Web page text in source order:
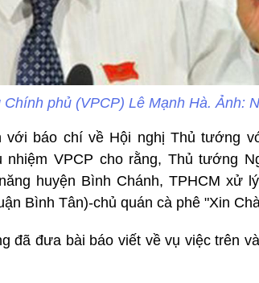
phủ (VPCP) Lê Mạnh Hà. Ảnh:
với báo chí về Hội nghị Thủ tướng
VPCP cho rằng, Thủ tướng
huyện Bình Chánh, TPHCM xử
Bình Tân)-chủ quán cà phê "Xin
đã đưa bài báo viết về vụ việc trên